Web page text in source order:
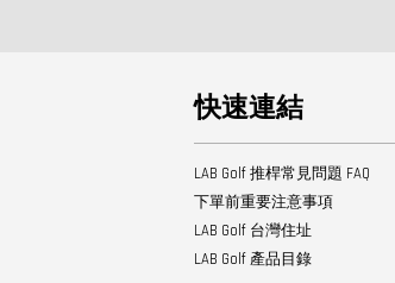
快速連結
LAB Golf 推桿常見問題 FAQ
下單前重要注意事項
LAB Golf 台灣住址
LAB Golf 產品目錄